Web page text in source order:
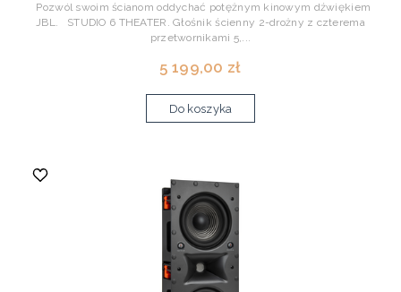
Pozwól swoim ścianom oddychać potężnym kinowym dźwiękiem
JBL. STUDIO 6 THEATER. Głośnik ścienny 2-drożny z czterema
przetwornikami 5,...
5 199,00 zł
Do koszyka